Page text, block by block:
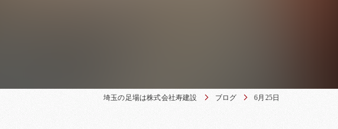
埼玉の足場は株式会社寿建設 ブログ 6月25日